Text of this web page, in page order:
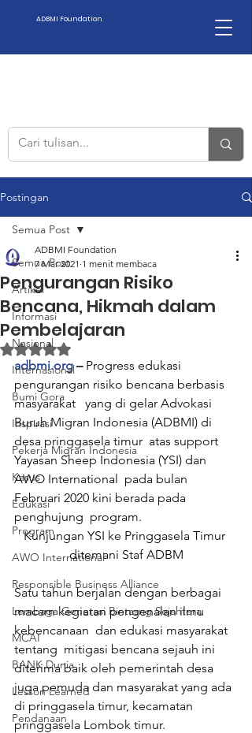
ADBMI Foundation
Postingan
Semua Post
Artikel
Informasi
Nasional
Internasional
Bumi Gora
Inspirasi
Pekerja Migran Indonesia
Kasus
Edukasi
Program
AWO International
Responsible Business Alliance
Lembaga Generasi Bintasng Sejahtera
MCAI
BANK Dunia
Lesson Learned
Pendanaan
Semua Post
Pengurangan Risiko
Bencana, Hikmah dalam
Pembelajaran
ADBMI Foundation
7 Mar 2021 1 menit membaca
Dinilai NaN dari 5 bintang.
adbmi.org – Progress edukasi
pengurangan risiko bencana berbasis
masyarakat   yang di gelar Advokasi
Buruh Migran Indonesia (ADBMI) di
desa pringgasela timur  atas support
Yayasan Sheep Indonesia (YSI) dan
AWO International  pada bulan
Februari 2020 kini berada pada
penghujung  program.
Kunjungan YSI ke Pringgasela Timur
ditemani Staf ADBM
Satu tahun berjalan dengan berbagai
macam kegiatan pengenalan ilmu
kebencanaan  dan edukasi masyarakat
tentang  mitigasi bencana sejauh ini
diterima baik oleh pemerintah desa
juga pemuda dan masyarakat yang ada
di pringgasela timur, kecamatan
pringgasela Lombok timur.